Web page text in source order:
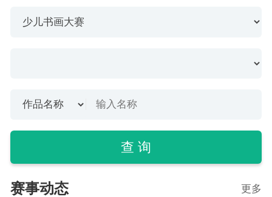
查 询
赛事动态 更多